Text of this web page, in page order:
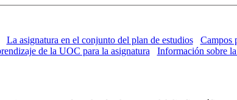
La asignatura en el conjunto del plan de estudios Campos
de la UOC para la asignatura Información sobre